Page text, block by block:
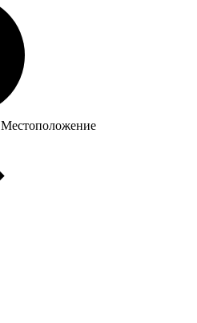
Местоположение